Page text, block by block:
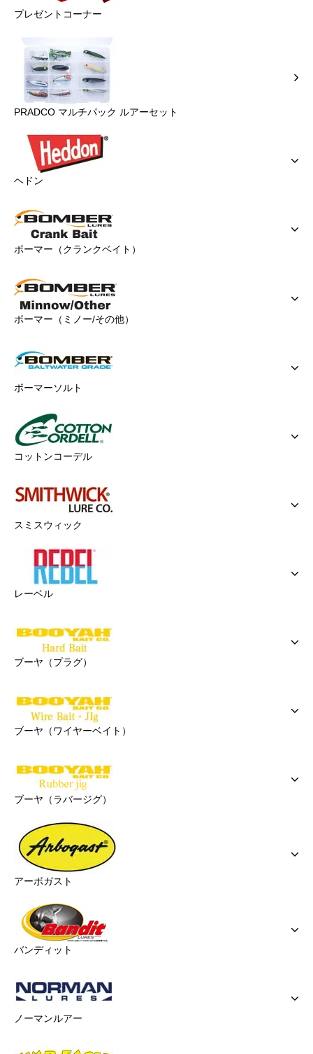
プレゼントコーナー
PRADCO マルチパック ルアーセット
ヘドン
ボーマー（クランクベイト）
ボーマー（ミノー/その他）
ボーマーソルト
コットンコーデル
スミスウィック
レーベル
ブーヤ（プラグ）
ブーヤ（ワイヤーベイト）
ブーヤ（ラバージグ）
アーボガスト
バンディット
ノーマンルアー